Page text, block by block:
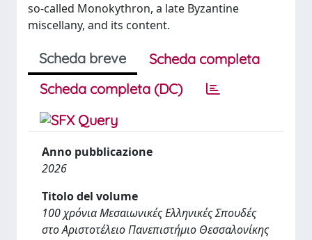
so-called Monokythron, a late Byzantine
miscellany, and its content.
Scheda breve
Scheda completa
Scheda completa (DC)
Anno pubblicazione
2026
Titolo del volume
100 χρόνια Μεσαιωνικές Ελληνικές Σπουδές
στο Αριστοτέλειο Πανεπιστήμιο Θεσσαλονίκης